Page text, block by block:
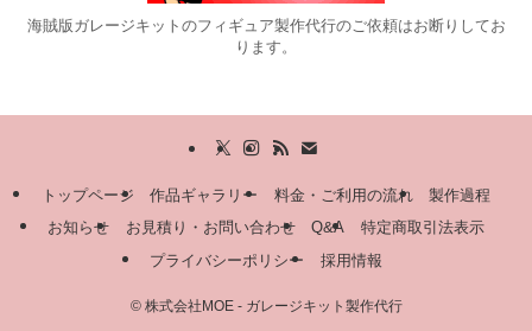
海賊版ガレージキットのフィギュア製作代行のご依頼はお断りしてお
ります。
トップページ 作品ギャラリー 料金・ご利用の流れ
製作過程
お知らせ
お見積り・お問い合わせ Q&A
特定商取引法表示
プライバシーポリシー
採用情報
©株式会社MOE - ガレージキット製作代行